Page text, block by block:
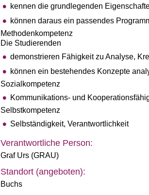
kennen die grundlegenden
können daraus ein passendes
Methodenkompetenz
Die Studierenden
demonstrieren Fähigkeit zu Analyse,
können ein bestehendes Konzepte
Sozialkompetenz
Kommunikations- und
Selbstkompetenz
Selbständigkeit, Verantwortlichkeit
Verantwortliche Person:
Graf Urs (GRAU)
Standort (angeboten):
Buchs